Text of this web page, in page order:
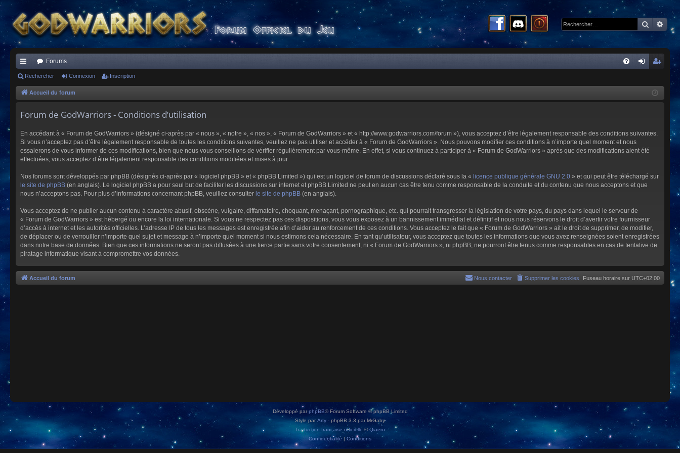
ac
co
s
Forums
cri
Rechercher Connexion Inscription
Accueil du forum
Forum de GodWarriors - Conditions d’utilisation
En accédant à « Forum de GodWarriors » (désigné ci-après par « nous », « notre », « nos », « Forum de GodWarriors » et « http://www.godwarriors.com/forum »), vous acceptez d’être légalement responsable des conditions suivantes.
Si vous n’acceptez pas d’être légalement responsable de toutes les conditions suivantes, veuillez ne pas utiliser et accéder à « Forum de GodWarriors ». Nous pouvons modifier ces conditions à n’importe quel moment et nous
essaierons de vous informer de ces modifications, bien que nous vous conseillons de vérifier régulièrement par vous-même. En effet, si vous continuez à participer à « Forum de GodWarriors » après que des modifications aient été
effectuées, vous acceptez d’être légalement responsable des conditions modifiées et mises à jour.
Nos forums sont développés par phpBB (désignés ci-après par « logiciel phpBB » et « phpBB Limited ») qui est un logiciel de forum de discussions déclaré sous la « licence publique générale GNU 2.0 » et qui peut être téléchargé sur
le site de phpBB (en anglais). Le logiciel phpBB a pour seul but de faciliter les discussions sur internet et phpBB Limited ne peut en aucun cas être tenu comme responsable de la conduite et du contenu que nous acceptons et que
nous n’acceptons pas. Pour plus d’informations concernant phpBB, veuillez consulter le site de phpBB (en anglais).
Vous acceptez de ne publier aucun contenu à caractère abusif, obscène, vulgaire, diffamatoire, choquant, menaçant, pornographique, etc. qui pourrait transgresser la législation de votre pays, du pays dans lequel le serveur de
« Forum de GodWarriors » est hébergé ou encore la loi internationale. Si vous ne respectez pas ces dispositions, vous vous exposez à un bannissement immédiat et définitif et nous nous réservons le droit d’avertir votre fournisseur
d’accès à internet et les autorités officielles. L’adresse IP de tous les messages est enregistrée afin d’aider au renforcement de ces conditions. Vous acceptez le fait que « Forum de GodWarriors » ait le droit de supprimer, de modifier,
de déplacer ou de verrouiller n’importe quel sujet et message à n’importe quel moment si nous estimons cela nécessaire. En tant qu’utilisateur, vous acceptez que toutes les informations que vous avez renseignées soient enregistrées
dans notre base de données. Bien que ces informations ne seront pas diffusées à une tierce partie sans votre consentement, ni « Forum de GodWarriors », ni phpBB, ne pourront être tenus comme responsables en cas de tentative de
piratage informatique visant à compromettre vos données.
Accueil du forum Fuseau horaire sur UTC+02:00
Supprimer les cookies
Nous contacter
Développé parphpBB® Forum Software © phpBB Limited
Style par Arty - phpBB 3.3 par MrGaby
Traduction française officielle ©Qiaeru
Confidentialité | Conditions